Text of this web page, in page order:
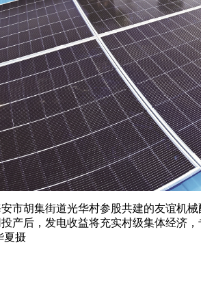
市胡集街道光华村参股共建的友谊机
产后，发电收益将充实村级集体经济
夏摄